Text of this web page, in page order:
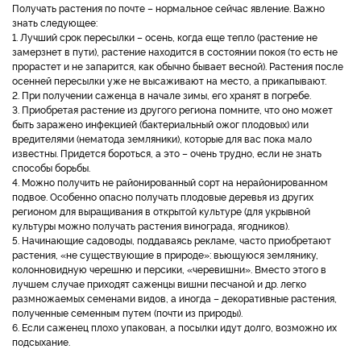
Получать растения по почте – нормальное сейчас явление. Важно
знать следующее:
1. Лучший срок пересылки – осень, когда еще тепло (растение не
замерзнет в пути), растение находится в состоянии покоя (то есть не
прорастет и не запарится, как обычно бывает весной). Растения после
осенней пересылки уже не высаживают на место, а прикапывают.
2. При получении саженца в начале зимы, его хранят в погребе.
3. Приобретая растение из другого региона помните, что оно может
быть заражено инфекцией (бактериальный ожог плодовых) или
вредителями (нематода земляники), которые для вас пока мало
известны. Придется бороться, а это – очень трудно, если не знать
способы борьбы.
4. Можно получить не районированный сорт на нерайонированном
подвое. Особенно опасно получать плодовые деревья из других
регионом для выращивания в открытой культуре (для укрывной
культуры можно получать растения винограда, ягодников).
5. Начинающие садоводы, поддаваясь рекламе, часто приобретают
растения, «не существующие в природе»: вьющуюся землянику,
колонновидную черешню и персики, «черевишни». Вместо этого в
лучшем случае приходят саженцы вишни песчаной и др. легко
размножаемых семенами видов, а иногда – декоративные растения,
полученные семенным путем (почти из природы).
6. Если саженец плохо упакован, а посылки идут долго, возможно их
подсыхание.